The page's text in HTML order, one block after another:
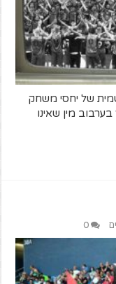
הרשמית של יחסי משחק
מין שאינו
0